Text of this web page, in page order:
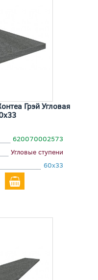
Грэй Угловая
620070002573
Угловые ступени
60x33